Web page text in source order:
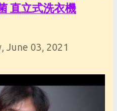
直立式洗衣機
June 03, 2021